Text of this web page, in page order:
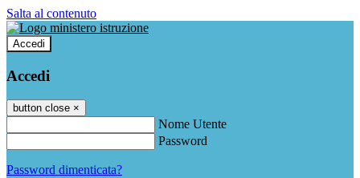
Salta al contenuto
Accedi
Accedi
button close ×
Nome Utente
Password
Password dimenticata?